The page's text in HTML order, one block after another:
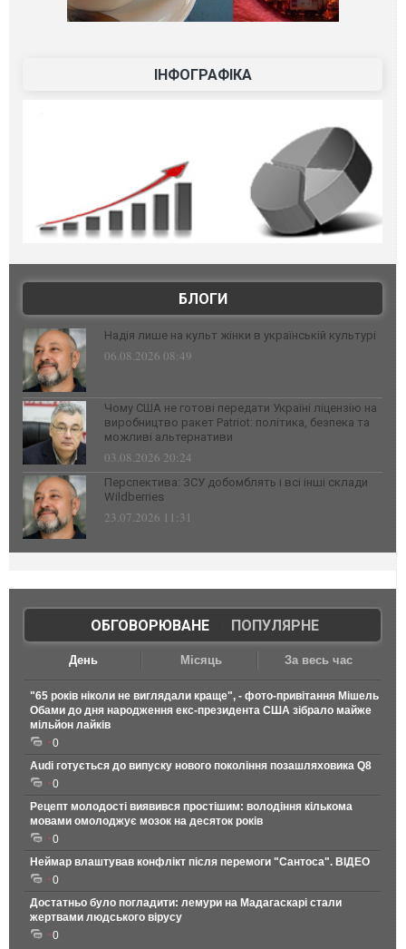
ІНФОГРАФІКА
БЛОГИ
Надія лише на культ жінки в українській культурі
06.08.2026 08:49
Чому США не готові передати Україні ліцензію на
виробництво ракет Patriot: політика, безпека та
можливі альтернативи
03.08.2026 20:24
Перспектива: ЗСУ добомблять і всі інші склади
Wildberries
23.07.2026 11:31
ОБГОВОРЮВАНЕ| ПОПУЛЯРНЕ
День Місяць За весь час
"65 років ніколи не виглядали краще", - фото-привітання Мішель
Обами до дня народження екс-президента США зібрало майже
мільйон лайків
0
Audi готується до випуску нового покоління позашляховика Q8
0
Рецепт молодості виявився простішим: володіння кількома
мовами омолоджує мозок на десяток років
0
Неймар влаштував конфлікт після перемоги "Сантоса". ВІДЕО
0
Достатньо було погладити: лемури на Мадагаскарі стали
жертвами людського вірусу
0